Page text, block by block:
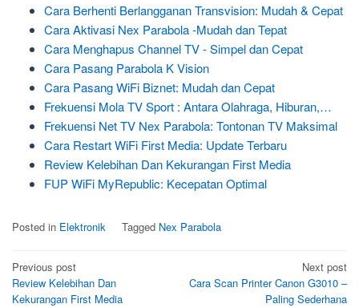
Cara Berhenti Berlangganan Transvision: Mudah & Cepat
Cara Aktivasi Nex Parabola -Mudah dan Tepat
Cara Menghapus Channel TV - Simpel dan Cepat
Cara Pasang Parabola K Vision
Cara Pasang WiFi Biznet: Mudah dan Cepat
Frekuensi Mola TV Sport : Antara Olahraga, Hiburan,…
Frekuensi Net TV Nex Parabola: Tontonan TV Maksimal
Cara Restart WiFi First Media: Update Terbaru
Review Kelebihan Dan Kekurangan First Media
FUP WiFi MyRepublic: Kecepatan Optimal
Posted in Elektronik Tagged Nex Parabola
Post
navigation
Previous post
Review Kelebihan Dan
Kekurangan First Media
Next post
Cara Scan Printer Canon G3010 –
Paling Sederhana